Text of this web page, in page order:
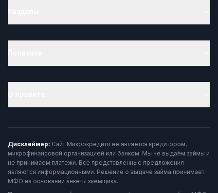
Дисклеймер: Сайт Микрокредито не является кредитором,
микрофинансовой организацией или банком. Мы не выдаём займы и
не принимаем платежи. Все представленные предложения
являются информационными. Решение о выдаче займа принимает
МФО на основании анкеты заёмщика.